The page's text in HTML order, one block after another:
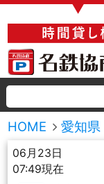
▼
HOME 愛知県
06月23日
07:49現在